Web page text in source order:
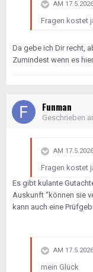
AM
Fragen kostet
Da gebe ich Dir recht,
Zumindest wenn es
Funman
Geschrieben
AM
Fragen kostet
Es gibt kulante
Auskunft "können sie
kann auch eine
AM
mein Glück